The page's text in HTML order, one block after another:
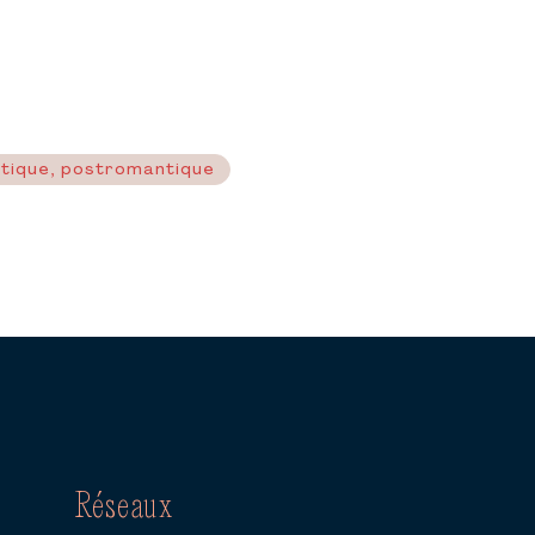
postromantique
Réseaux